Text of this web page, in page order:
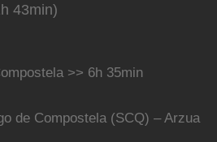
43min)
>> 6h 35min
de Compostela (SCQ) – Arzua